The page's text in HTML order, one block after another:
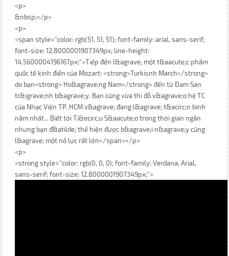
<p>
&nbsp;</p>
<p>
<span style="color: rgb(51, 51, 51); font-family: arial, sans-serif;
font-size: 12.8000001907349px; line-height:
14.5600004196167px;">Tiếp đến l&agrave; một t&aacute;c phẩm
quốc tế kinh điển của Mozart: <strong>Turkisnh March</strong>
do bạn<strong> Ho&agrave;ng Nam</strong> đến từ Đam San
tr&igrave;nh b&agrave;y. Bạn cũng vừa thi đỗ v&agrave;o hệ TC
của Nhạc Viện TP. HCM v&agrave; đang l&agrave; t&acirc;n binh
năm nhất... Biết tới Ti&ecirc;u S&aacute;o trong thời gian ngắn
nhưng bạn đ&atilde; thể hiện được b&agrave;i n&agrave;y cũng
l&agrave; một nổ lực rất lớn</span></p>
<p>
<strong style="color: rgb(0, 0, 0); font-family: Verdana, Arial,
sans-serif; font-size: 12.8000001907349px;">